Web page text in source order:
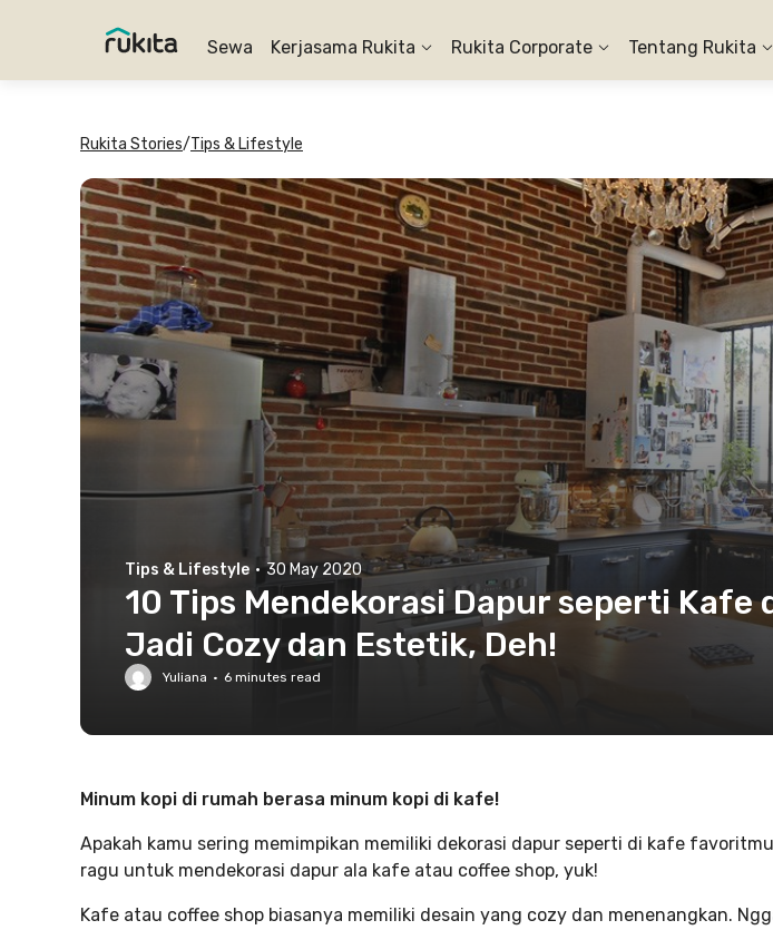
Sewa Kerjasama Rukita Rukita Corporate Tentang Rukita
Rukita Stories/Tips & Lifestyle
Tips & Lifestyle · 30 May 2020
10 Tips Mendekorasi Dapur seperti Kafe
Jadi Cozy dan Estetik, Deh!
Yuliana · 6 minutes read
Minum kopi di rumah berasa minum kopi di kafe!
Apakah kamu sering memimpikan memiliki dekorasi dapur seperti di kafe
ragu untuk mendekorasi dapur ala kafe atau coffee shop, yuk!
Kafe atau coffee shop biasanya memiliki desain yang cozy dan menenangkan.